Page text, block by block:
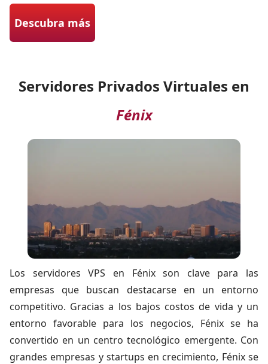
Descubra más
Servidores Privados Virtuales en
Fénix
Los servidores VPS en Fénixson clave para las
empresas que buscan destacarse en un entorno
competitivo. Gracias a los bajos costos de vida y un
entorno favorable para los negocios, Fénix se ha
convertido en un centro tecnológico emergente. Con
grandes empresas y startups en crecimiento, Fénix se